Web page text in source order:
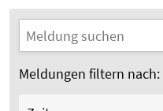
Meldungen filtern nach: